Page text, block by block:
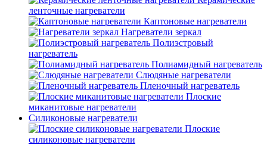
ленточные нагреватели
Каптоновые нагреватели
Нагреватели зеркал
Полиэстровый
нагреватель
Полиамидный нагреватель
Слюдяные нагреватели
Пленочный нагреватель
Плоские
миканитовые нагреватели
Силиконовые нагреватели
Плоские
силиконовые нагреватели